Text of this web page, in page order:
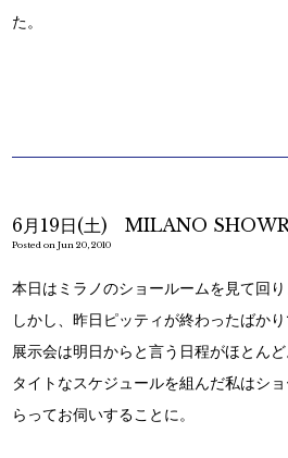
た。
6月19日(土) MILANO
Posted on Jun 20, 2010
本日はミラノのショールームを見て回り
しかし、昨日ピッティが終わったばか
展示会は明日からと言う日程がほとんど
タイトなスケジュールを組んだ私はシ
らってお伺いすることに。